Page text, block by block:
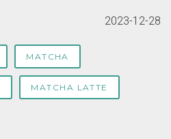
2023-12-28
MATCHA
MATCHA LATTE